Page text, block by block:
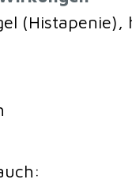
(Histapenie),